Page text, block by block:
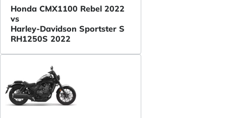
Honda CMX1100 Rebel 2022
vs
Harley-Davidson Sportster S
RH1250S 2022